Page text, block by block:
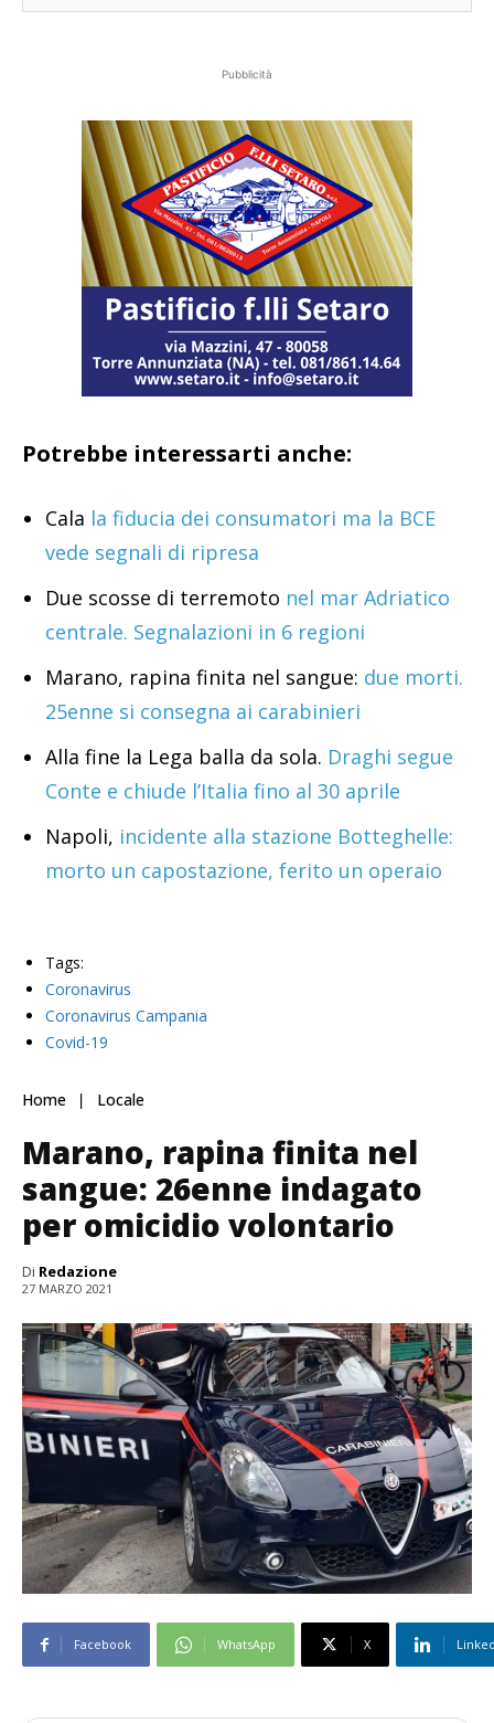
Pubblicità
Potrebbe interessarti anche:
Cala la fiducia dei consumatori ma la BCE
vede segnali di ripresa
Due scosse di terremoto nel mar Adriatico
centrale. Segnalazioni in 6 regioni
Marano, rapina finita nel sangue: due morti.
25enne si consegna ai carabinieri
Alla fine la Lega balla da sola. Draghi segue
Conte e chiude l’Italia fino al 30 aprile
Napoli, incidente alla stazione Botteghelle:
morto un capostazione, ferito un operaio
Tags:
Coronavirus
Coronavirus Campania
Covid-19
Home Locale
Marano, rapina finita nel
sangue: 26enne indagato
per omicidio volontario
Di Redazione
27 MARZO 2021
Facebook WhatsApp X